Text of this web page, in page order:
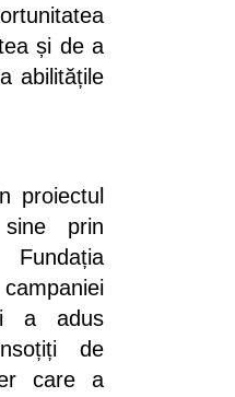
și de a
abilitățile
proiectul
prin
a adus
de
care a